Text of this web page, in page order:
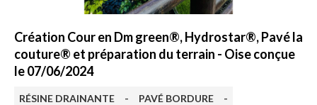
Création Cour en Dm green®, Hydrostar®, Pavé la
couture® et préparation du terrain - Oise conçue
le 07/06/2024
RÉSINE DRAINANTE - PAVÉ BORDURE
-